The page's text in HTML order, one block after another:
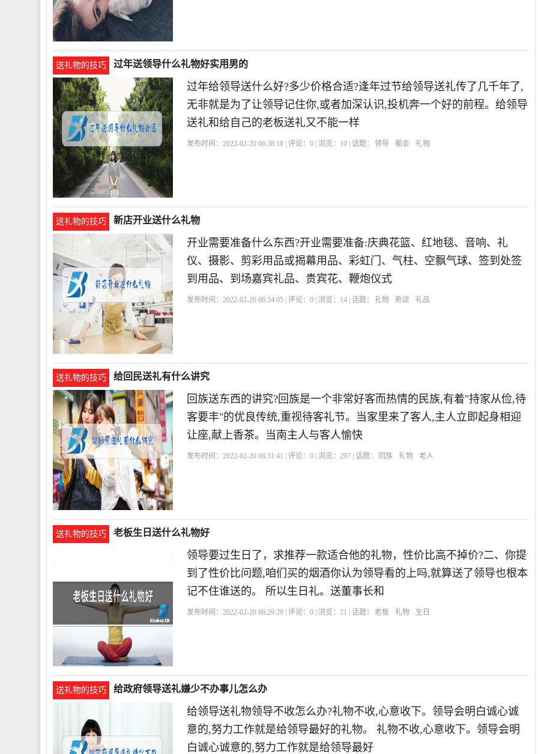
送礼物的技巧 过年送领导什么礼物好实用男的
过年给领导送什么好?多少价格合适?逢年过节给领导送礼传了几千年了,
无非就是为了让领导记住你,或者加深认识,投机奔一个好的前程。给领导
送礼和给自己的老板送礼又不能一样
发布时间：2022-02-20 06:38:18 | 评论：0 | 浏览： 10 | 话题： 领导 都会 礼物
送礼物的技巧 新店开业送什么礼物
开业需要准备什么东西?开业需要准备:庆典花篮、红地毯、音响、礼
仪、摄影、剪彩用品或揭幕用品、彩虹门、气柱、空飘气球、签到处签
到用品、到场嘉宾礼品、贵宾花、鞭炮仪式
发布时间：2022-02-20 06:34:05 | 评论：0 | 浏览： 14 | 话题： 礼物 新店 礼品
送礼物的技巧 给回民送礼有什么讲究
回族送东西的讲究?回族是一个非常好客而热情的民族,有着"持家从俭,待
客要丰"的优良传统,重视待客礼节。当家里来了客人,主人立即起身相迎
让座,献上香茶。当南主人与客人愉快
发布时间：2022-02-20 06:31:41 | 评论：0 | 浏览：297 | 话题： 回族 礼物 老人
送礼物的技巧 老板生日送什么礼物好
领导要过生日了，求推荐一款适合他的礼物，性价比高不掉价?二、你提
到了性价比问题,咱们买的烟酒你认为领导看的上吗,就算送了领导也根本
记不住谁送的。 所以生日礼。送董事长和
发布时间：2022-02-20 06:29:29 | 评论：0 | 浏览：21 | 话题： 老板 礼物 生日
送礼物的技巧 给政府领导送礼嫌少不办事儿怎么办
给领导送礼物领导不收怎么办?礼物不收,心意收下。领导会明白诚心诚
意的,努力工作就是给领导最好的礼物。 礼物不收,心意收下。领导会明
白诚心诚意的,努力工作就是给领导最好